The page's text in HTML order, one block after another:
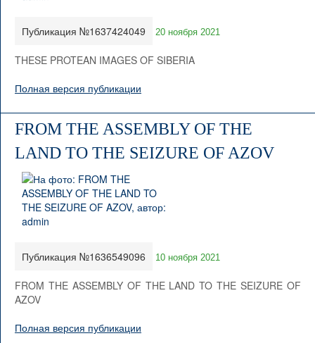
Публикация №1637424049 20 ноября 2021
THESE PROTEAN IMAGES OF SIBERIA
Полная версия публикации
FROM THE ASSEMBLY OF THE
LAND TO THE SEIZURE OF AZOV
Публикация №1636549096 10 ноября 2021
FROM THE ASSEMBLY OF THE LAND TO THE SEIZURE OF
AZOV
Полная версия публикации